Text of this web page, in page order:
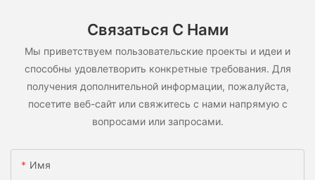
Связаться С Нами
Мы приветствуем пользовательские проекты и идеи и
способны удовлетворить конкретные требования. Для
получения дополнительной информации, пожалуйста,
посетите веб-сайт или свяжитесь с нами напрямую с
вопросами или запросами.
Имя